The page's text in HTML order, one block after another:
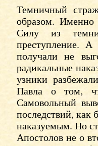
Темничный
образом.
Силу из
преступление.
получали не
радикальные
узники
Павла о том,
Самовольный
последствий, как
наказуемым. Но
Апостолов не о